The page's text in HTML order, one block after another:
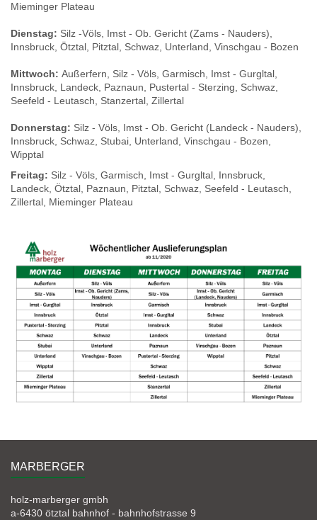
Mieminger Plateau
Dienstag: Silz -Völs, Imst - Ob. Gericht (Zams - Nauders),
Innsbruck, Ötztal, Pitztal, Schwaz, Unterland, Vinschgau - Bozen
Mittwoch: Außerfern, Silz - Völs, Garmisch, Imst - Gurgltal,
Innsbruck, Landeck, Paznaun, Pustertal - Sterzing, Schwaz,
Seefeld - Leutasch, Stanzertal, Zillertal
Donnerstag: Silz - Völs, Imst - Ob. Gericht (Landeck - Nauders),
Innsbruck, Schwaz, Stubai, Unterland, Vinschgau - Bozen,
Wipptal
Freitag: Silz - Völs, Garmisch, Imst - Gurgltal, Innsbruck,
Landeck, Ötztal, Paznaun, Pitztal, Schwaz, Seefeld - Leutasch,
Zillertal, Mieminger Plateau
MARBERGER
holz-marberger gmbh
a-6430 ötztal bahnhof - bahnhofstrasse 9